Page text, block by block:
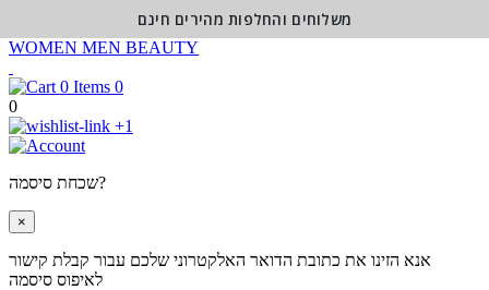
WOMEN MEN BEAUTY
0
0
+1
שכחת סיסמה?
×
אנא הזינו את כתובת הדואר האלקטרוני שלכם עבור קבלת קישור
לאיפוס סיסמה
משלוחים והחלפות מהירים חינם